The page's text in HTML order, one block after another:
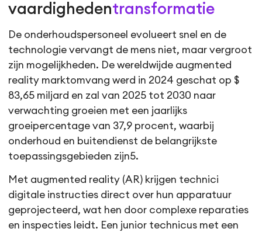
vaardighedentransformatie
De onderhoudspersoneel evolueert snel en de
technologie vervangt de mens niet, maar vergroot
zijn mogelijkheden. De wereldwijde augmented
reality marktomvang werd in 2024 geschat op $
83,65 miljard en zal van 2025 tot 2030 naar
verwachting groeien met een jaarlijks
groeipercentage van 37,9 procent, waarbij
onderhoud en buitendienst de belangrijkste
toepassingsgebieden zijn5.
Met augmented reality (AR) krijgen technici
digitale instructies direct over hun apparatuur
geprojecteerd, wat hen door complexe reparaties
en inspecties leidt. Een junior technicus met een